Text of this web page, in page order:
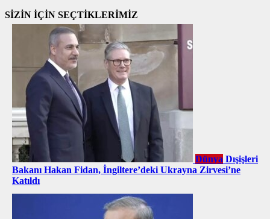
SİZİN İÇİN SEÇTİKLERİMİZ
Dünya Dışişleri
Bakanı Hakan Fidan, İngiltere’deki Ukrayna Zirvesi’ne
Katıldı